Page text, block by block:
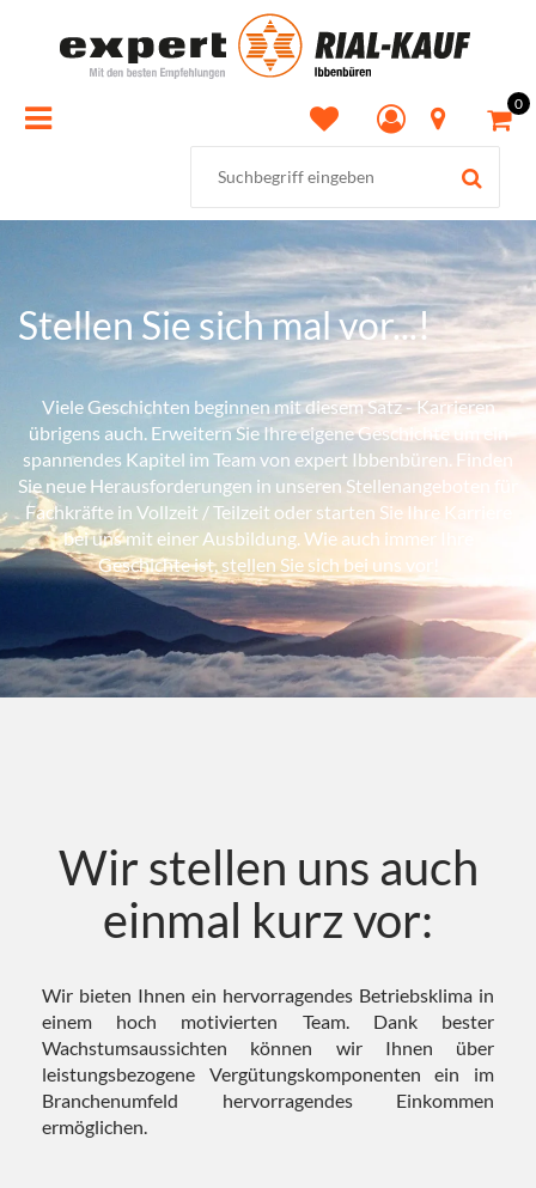
0
Stellen Sie sich mal vor...!
Viele Geschichten beginnen mit diesem Satz - Karrieren
übrigens auch. Erweitern Sie Ihre eigene Geschichte um ein
spannendes Kapitel im Team von expert Ibbenbüren. Finden
Sie neue Herausforderungen in unseren Stellenangeboten für
Fachkräfte in Vollzeit / Teilzeit oder starten Sie Ihre Karriere
bei uns mit einer Ausbildung. Wie auch immer Ihre
Geschichte ist, stellen Sie sich bei uns vor!
Wir stellen uns auch
einmal kurz vor:
Wir bieten Ihnen ein hervorragendes Betriebsklima in
einem hoch motivierten Team. Dank bester
Wachstumsaussichten können wir Ihnen über
leistungsbezogene Vergütungskomponenten ein im
Branchenumfeld hervorragendes Einkommen
ermöglichen.